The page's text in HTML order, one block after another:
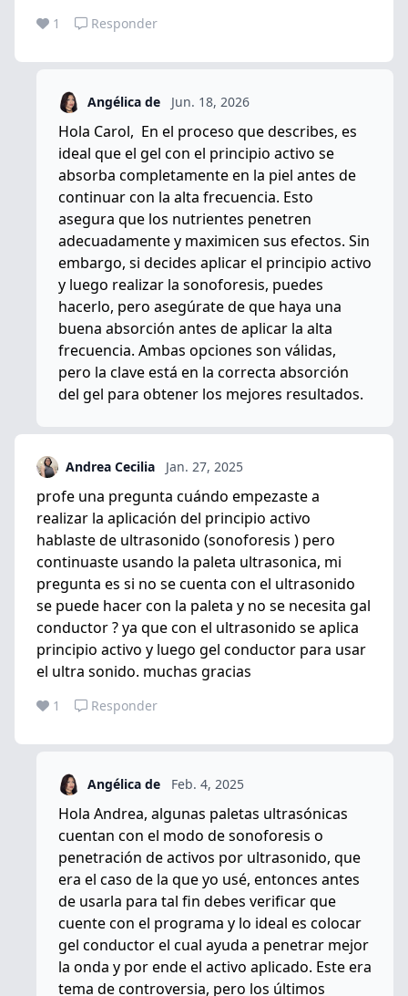
1 Responder
Angélica de Jun. 18, 2026
Hola Carol, En el proceso que describes, es
ideal que el gel con el principio activo se
absorba completamente en la piel antes de
continuar con la alta frecuencia. Esto
asegura que los nutrientes penetren
adecuadamente y maximicen sus efectos. Sin
embargo, si decides aplicar el principio activo
y luego realizar la sonoforesis, puedes
hacerlo, pero asegúrate de que haya una
buena absorción antes de aplicar la alta
frecuencia. Ambas opciones son válidas,
pero la clave está en la correcta absorción
del gel para obtener los mejores resultados.
Andrea Cecilia Jan. 27, 2025
profe una pregunta cuándo empezaste a
realizar la aplicación del principio activo
hablaste de ultrasonido (sonoforesis ) pero
continuaste usando la paleta ultrasonica, mi
pregunta es si no se cuenta con el ultrasonido
se puede hacer con la paleta y no se necesita gal
conductor ? ya que con el ultrasonido se aplica
principio activo y luego gel conductor para usar
el ultra sonido. muchas gracias
1 Responder
Angélica de Feb. 4, 2025
Hola Andrea, algunas paletas ultrasónicas
cuentan con el modo de sonoforesis o
penetración de activos por ultrasonido, que
era el caso de la que yo usé, entonces antes
de usarla para tal fin debes verificar que
cuente con el programa y lo ideal es colocar
gel conductor el cual ayuda a penetrar mejor
la onda y por ende el activo aplicado. Este era
tema de controversia, pero los últimos